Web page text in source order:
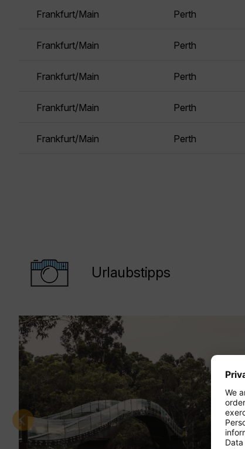
Frankfurt/Main Perth
Frankfurt/Main Perth
Frankfurt/Main Perth
Frankfurt/Main Perth
Frankfurt/Main Perth
Urlaubstipps